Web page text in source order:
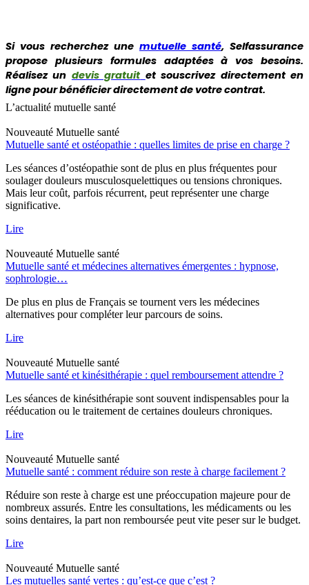
Si vous recherchez une mutuelle santé, Selfassurance
propose plusieurs formules adaptées à vos besoins.
Réalisez un devis gratuit et souscrivez directement en
ligne pour bénéficier directement de votre contrat.
L’actualité mutuelle santé
Nouveauté Mutuelle santé
Mutuelle santé et ostéopathie : quelles limites de prise en charge ?
Les séances d’ostéopathie sont de plus en plus fréquentes pour
soulager douleurs musculosquelettiques ou tensions chroniques.
Mais leur coût, parfois récurrent, peut représenter une charge
significative.
Lire
Nouveauté Mutuelle santé
Mutuelle santé et médecines alternatives émergentes : hypnose,
sophrologie…
De plus en plus de Français se tournent vers les médecines
alternatives pour compléter leur parcours de soins.
Lire
Nouveauté Mutuelle santé
Mutuelle santé et kinésithérapie : quel remboursement attendre ?
Les séances de kinésithérapie sont souvent indispensables pour la
rééducation ou le traitement de certaines douleurs chroniques.
Lire
Nouveauté Mutuelle santé
Mutuelle santé : comment réduire son reste à charge facilement ?
Réduire son reste à charge est une préoccupation majeure pour de
nombreux assurés. Entre les consultations, les médicaments ou les
soins dentaires, la part non remboursée peut vite peser sur le budget.
Lire
Nouveauté Mutuelle santé
Les mutuelles santé vertes : qu’est-ce que c’est ?